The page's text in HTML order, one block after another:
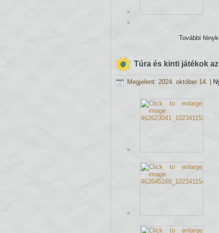
További
Túra és kinti játékok
Megjelent: 2024. október 14.